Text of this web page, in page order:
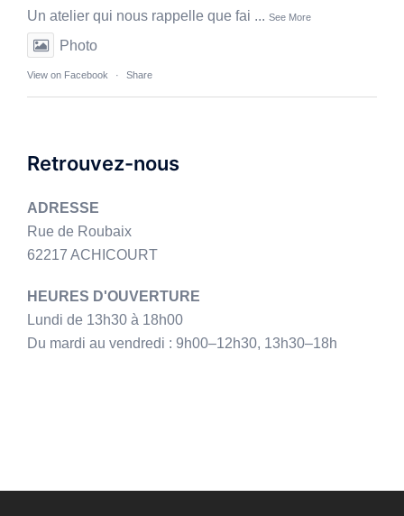
Un atelier qui nous rappelle que fai ... See More
Photo
View on Facebook · Share
Retrouvez-nous
ADRESSE
Rue de Roubaix
62217 ACHICOURT
HEURES D'OUVERTURE
Lundi de 13h30 à 18h00
Du mardi au vendredi : 9h00–12h30, 13h30–18h